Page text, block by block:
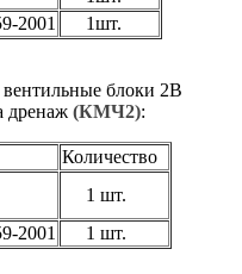
2001 1шт.
блоки 2В
дренаж (КМЧ2):
Количество
1 шт.
2001 1 шт.